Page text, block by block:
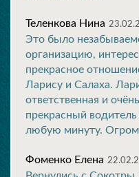
Теленкова Нина
Это было
организацию,
прекрасное
Ларису и Салаха.
ответственная и
прекрасный
любую минуту.
Фоменко Елена